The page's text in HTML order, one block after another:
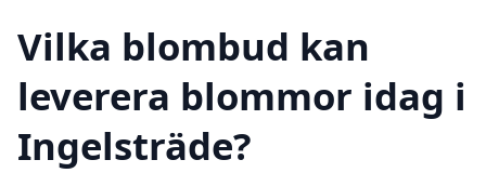
Vilka blombud kan
leverera blommor idag i
Ingelsträde?